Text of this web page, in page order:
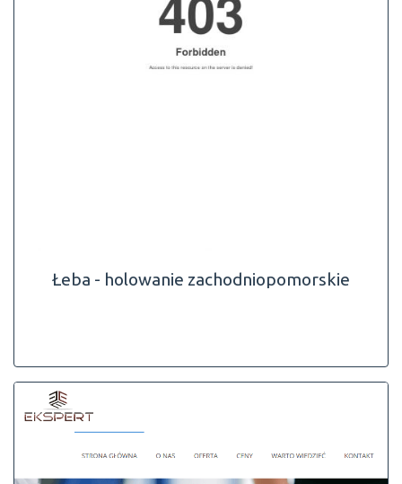
Łeba - holowanie zachodniopomorskie